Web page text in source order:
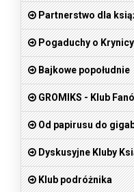
Partnerstwo dla
Pogaduchy o Krynicy
Bajkowe popołudnie
GROMIKS - Klub
Od papirusu do
Dyskusyjne Kluby
Klub podróżnika